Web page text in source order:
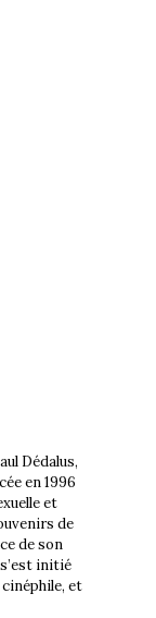
Dédalus,
en 1996
et
de
de son
initié
et